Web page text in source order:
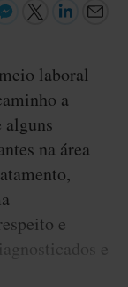
laboral
a
alguns
na área
e
e